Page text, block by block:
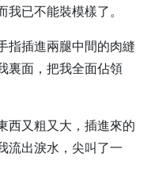
已不能裝模樣了。
指插進兩腿中間的肉縫
裏面，把我全面佔領
西又粗又大，插進來的
流出淚水，尖叫了一